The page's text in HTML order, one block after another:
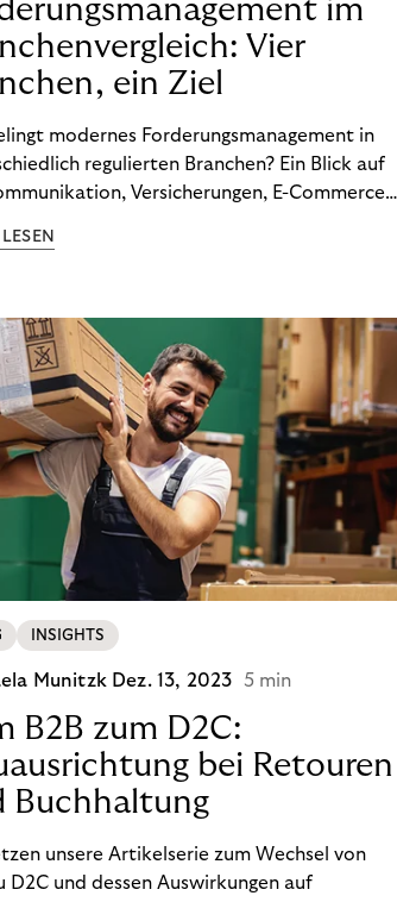
im
Vier
ein Ziel
modernes Forderungsmanagement in
regulierten Branchen? Ein Blick auf
Versicherungen, E-Commerce
reduzieren will, braucht keine
INSIGHTS
Munitzk Dez. 13, 2023 5 min
B2B zum D2C:
bei Retouren
Buchhaltung
unsere Artikelserie zum Wechsel von
D2C und dessen Auswirkungen auf